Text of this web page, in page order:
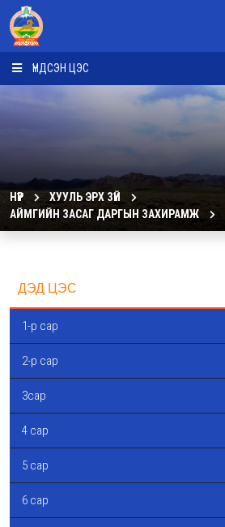
ҮНДСЭН ЦЭС
НҮҮР
ХУУЛЬ ЭРХ ЗҮЙ
АЙМГИЙН ЗАСАГ ДАРГЫН ЗАХИРАМЖ
ДЭД ЦЭС
1-р сар
2-р сар
3сар
4 сар
5 сар
6 сар